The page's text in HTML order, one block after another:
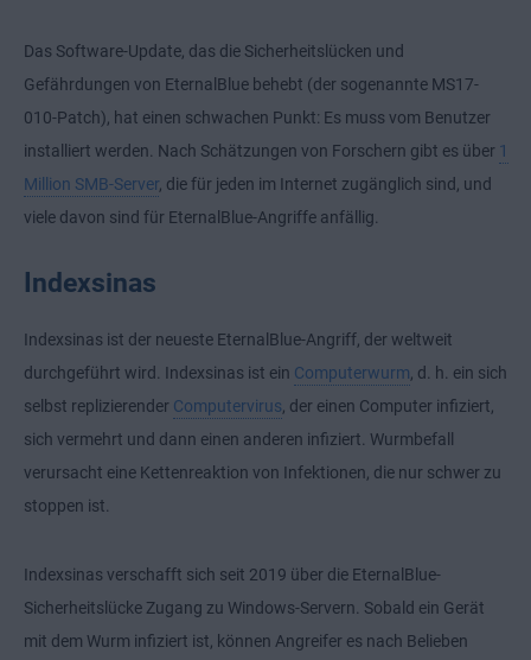
Das Software-Update, das die Sicherheitslücken und
Gefährdungen von EternalBlue behebt (der sogenannte MS17-
010-Patch), hat einen schwachen Punkt: Es muss vom Benutzer
installiert werden. Nach Schätzungen von Forschern gibt es über 1
Million SMB-Server, die für jeden im Internet zugänglich sind, und
viele davon sind für EternalBlue-Angriffe anfällig.
Indexsinas
Indexsinas ist der neueste EternalBlue-Angriff, der weltweit
durchgeführt wird. Indexsinas ist ein Computerwurm, d. h. ein sich
selbst replizierender Computervirus, der einen Computer infiziert,
sich vermehrt und dann einen anderen infiziert. Wurmbefall
verursacht eine Kettenreaktion von Infektionen, die nur schwer zu
stoppen ist.
Indexsinas verschafft sich seit 2019 über die EternalBlue-
Sicherheitslücke Zugang zu Windows-Servern. Sobald ein Gerät
mit dem Wurm infiziert ist, können Angreifer es nach Belieben